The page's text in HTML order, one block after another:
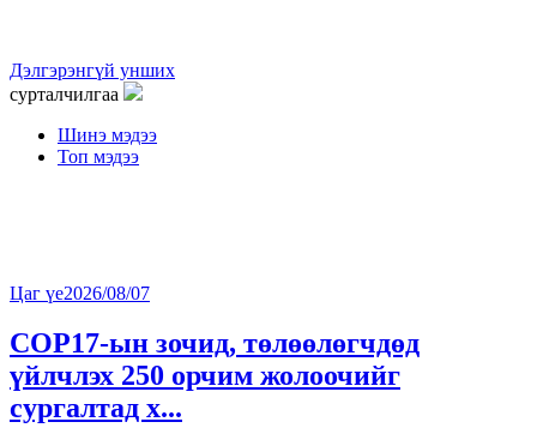
Дэлгэрэнгүй унших
сурталчилгаа
Шинэ мэдээ
Топ мэдээ
Цаг үе2026/08/07
COP17-ын зочид, төлөөлөгчдөд
үйлчлэх 250 орчим жолоочийг
сургалтад х...